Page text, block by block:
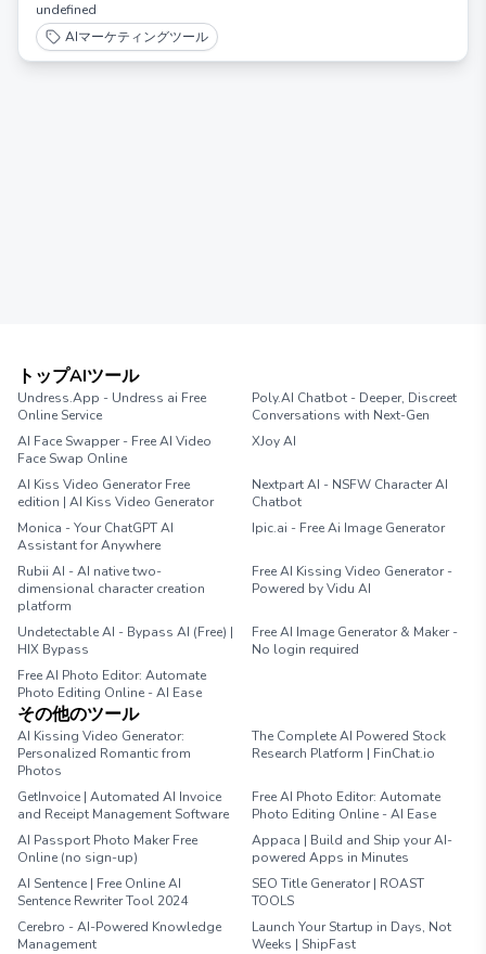
undefined
AIマーケティングツール
トップAIツール
Undress.App - Undress ai Free
Online Service
Poly.AI Chatbot - Deeper, Discreet
Conversations with Next-Gen
AI Face Swapper - Free AI Video
Face Swap Online
XJoy AI
AI Kiss Video Generator Free
edition | AI Kiss Video Generator
Nextpart AI - NSFW Character AI
Chatbot
Monica - Your ChatGPT AI
Assistant for Anywhere
Ipic.ai - Free Ai Image Generator
Rubii AI - AI native two-
dimensional character creation
platform
Free AI Kissing Video Generator -
Powered by Vidu AI
Undetectable AI - Bypass AI (Free) |
HIX Bypass
Free AI Image Generator & Maker -
No login required
Free AI Photo Editor: Automate
Photo Editing Online - AI Ease
その他のツール
AI Kissing Video Generator:
Personalized Romantic from
Photos
The Complete AI Powered Stock
Research Platform | FinChat.io
GetInvoice | Automated AI Invoice
and Receipt Management Software
Free AI Photo Editor: Automate
Photo Editing Online - AI Ease
AI Passport Photo Maker Free
Online (no sign-up)
Appaca | Build and Ship your AI-
powered Apps in Minutes
AI Sentence | Free Online AI
Sentence Rewriter Tool 2024
SEO Title Generator | ROAST
TOOLS
Cerebro - AI-Powered Knowledge
Management
Launch Your Startup in Days, Not
Weeks | ShipFast